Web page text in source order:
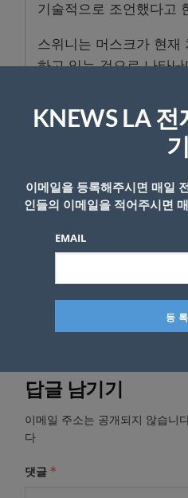
기술적으로 조언했다고
스위니는 머스크가 현재
하고 있는 것으로 나타
그렇다면 차단 프로그램
는 여전히 머스크의 비
스위니는 “그렇다. 조금
말했다.
- Copyright ©
답글 남기기
이메일 주소는 공개되지 않습니
다
댓글 *
KNEWS LA
기
이메일을 등록해주시면 매일
인들의 이메일을 적어주시면
EMAIL